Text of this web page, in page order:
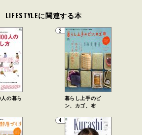
LIFESTYLEに関連する本
の暮ら
2
暮らし上手のビ
ン、カゴ、布
4